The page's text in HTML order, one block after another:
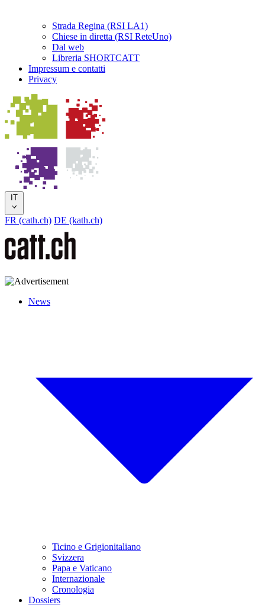
Strada Regina (RSI LA1)
Chiese in diretta (RSI ReteUno)
Dal web
Libreria SHORTCATT
Impressum e contatti
Privacy
IT
FR (cath.ch) DE (kath.ch)
News
Ticino e Grigionitaliano
Svizzera
Papa e Vaticano
Internazionale
Cronologia
Dossiers